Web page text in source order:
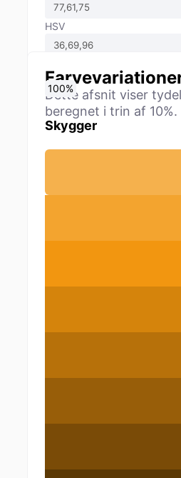
HSV
Dette afsnit viser
beregnet i trin af 10%.
Skygger
0%
10%
20%
30%
40%
50%
60%
70%
80%
90%
100%